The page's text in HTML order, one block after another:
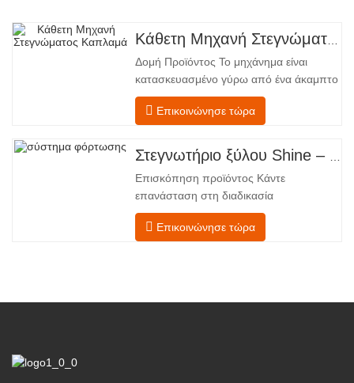
Δομή Προϊόντος Το μηχάνημα είναι
κατασκευασμένο γύρω από ένα άκαμπτο
χαλύβδινο πλαίσιο που υποστηρίζει
τέσσερις ενσωματωμένες λειτουργικές
από την τροφοδοσία έως την
εκφόρτωση. Τμήμα Τροφοδοσίας –
Εξοπλισμένο με έναν μεταφορέα
τροφοδοσίας και έναν μηχανισμό
Επικοινώνησε τώρα
Επισκόπηση προϊόντος Κάντε
επανάσταση στη διαδικασία
στεγνώματος του καπλαμά σας με την
προηγμένη τεχνολογία Shenghuai Ο
επεξεργασίας. Σχεδιασμένο για
Επικοινώνησε τώρα